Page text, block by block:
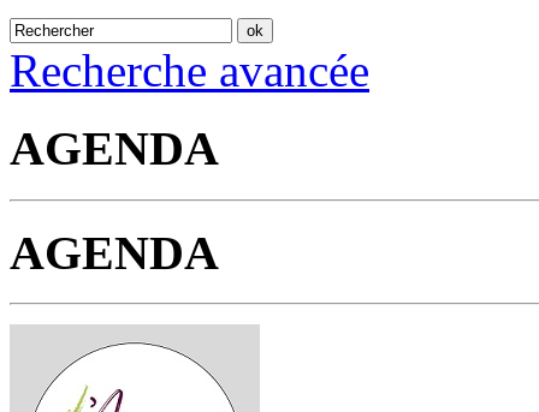
Recherche avancée
AGENDA
AGENDA